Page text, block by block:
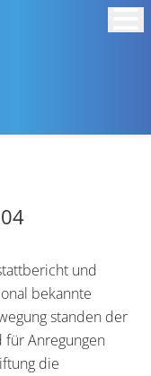
und
bekannte
standen der
für Anregungen
die